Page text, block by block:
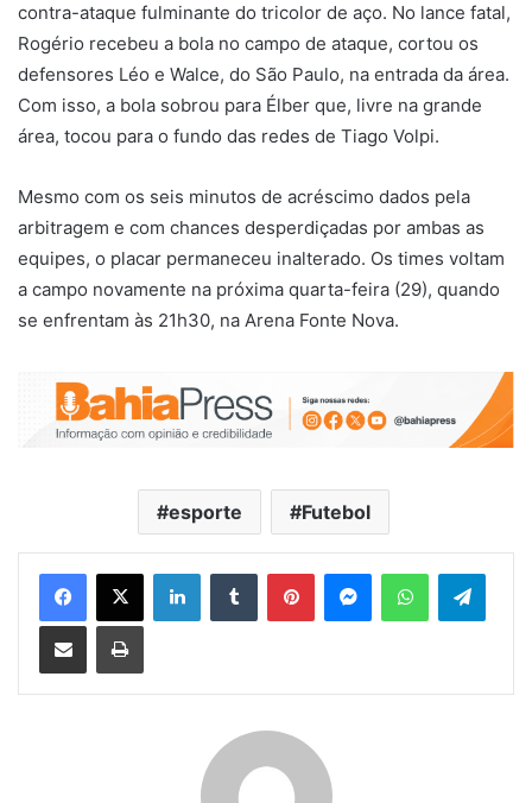
contra-ataque fulminante do tricolor de aço. No lance fatal,
Rogério recebeu a bola no campo de ataque, cortou os
defensores Léo e Walce, do São Paulo, na entrada da área.
Com isso, a bola sobrou para Élber que, livre na grande
área, tocou para o fundo das redes de Tiago Volpi.
Mesmo com os seis minutos de acréscimo dados pela
arbitragem e com chances desperdiçadas por ambas as
equipes, o placar permaneceu inalterado. Os times voltam
a campo novamente na próxima quarta-feira (29), quando
se enfrentam às 21h30, na Arena Fonte Nova.
esporte Futebol